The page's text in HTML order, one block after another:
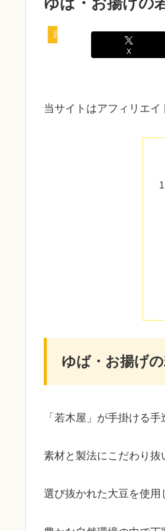
豆腐
X
当サイトはアフィリエ
ゆば・お揚げ
「若木屋」が手掛ける
素材と製法にこだわり抜
選び抜かれた大豆を使用